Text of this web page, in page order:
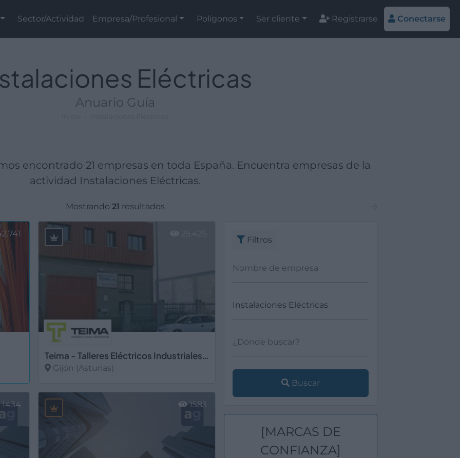
Sector/Actividad Empresa/Profesional Polígonos Ser cliente Registrarse Conectarse
Eléctricas
Anuario Guía
encontrado 21 empresas en toda España. Encuentra empresas de la
actividad Instalaciones Eléctricas.
Mostrando 21 resultados
Teima - Talleres Eléctricos Industriales y Marítimos, S.L.
Gijón (Asturias)
1434 1583
Filtros
Buscar
[MARCAS DE
CONFIANZA]